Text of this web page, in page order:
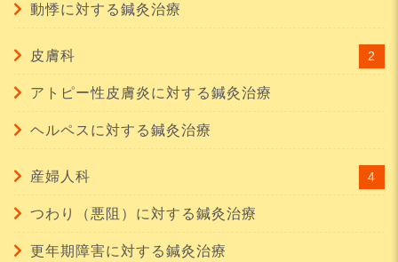
動悸に対する鍼灸治療
皮膚科 2
アトピー性皮膚炎に対する鍼灸治療
ヘルペスに対する鍼灸治療
産婦人科 4
つわり（悪阻）に対する鍼灸治療
更年期障害に対する鍼灸治療